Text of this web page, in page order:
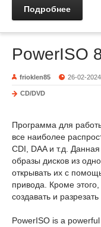
Подробнее
PowerISO
frioklen85 26-02-
CD/DVD
Программа для
все наиболее
CDI, DAA и т.д.
образы дисков из
открывать их с
привода. Кроме
создавать и
PowerISO is a